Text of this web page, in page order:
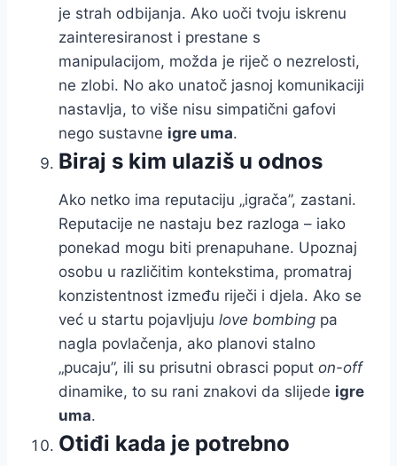
je strah odbijanja. Ako uoči tvoju iskrenu
zainteresiranost i prestane s
manipulacijom, možda je riječ o nezrelosti,
ne zlobi. No ako unatoč jasnoj komunikaciji
nastavlja, to više nisu simpatični gafovi
nego sustavne igre uma.
Biraj s kim ulaziš u odnos
Ako netko ima reputaciju „igrača”, zastani.
Reputacije ne nastaju bez razloga – iako
ponekad mogu biti prenapuhane. Upoznaj
osobu u različitim kontekstima, promatraj
konzistentnost između riječi i djela. Ako se
već u startu pojavljuju love bombing pa
nagla povlačenja, ako planovi stalno
„pucaju”, ili su prisutni obrasci poput on-off
dinamike, to su rani znakovi da slijede igre
uma.
Otiđi kada je potrebno